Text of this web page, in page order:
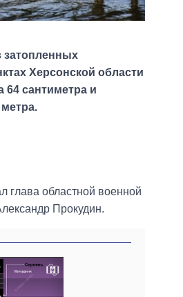
Херсонской области
64 сантиметра и
метра.
глава областной военной
Прокудин.